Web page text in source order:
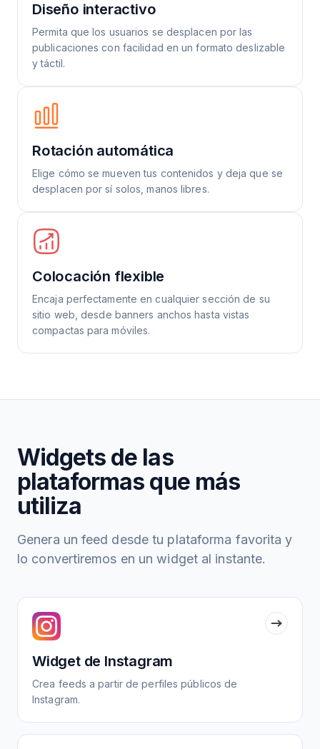
Diseño interactivo
Permita que los usuarios se desplacen por las
publicaciones con facilidad en un formato deslizable
y táctil.
Rotación automática
Elige cómo se mueven tus contenidos y deja que se
desplacen por sí solos, manos libres.
Colocación flexible
Encaja perfectamente en cualquier sección de su
sitio web, desde banners anchos hasta vistas
compactas para móviles.
Widgets de las
plataformas que más
utiliza
Genera un feed desde tu plataforma favorita y
lo convertiremos en un widget al instante.
Widget de Instagram
Crea feeds a partir de perfiles públicos de
Instagram.